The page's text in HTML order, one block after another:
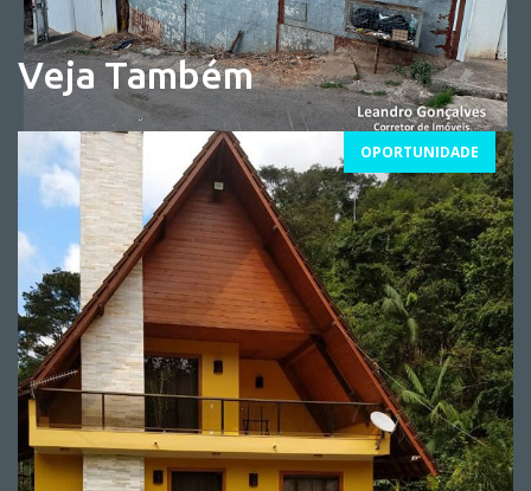
Veja Também
OPORTUNIDADE